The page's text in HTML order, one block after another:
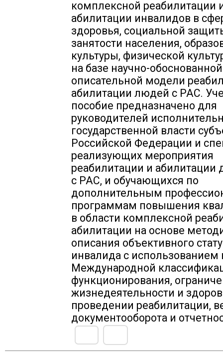
комплексной реабилитации
абилитации инвалидов в
здоровья, социальной
занятости населения,
культуры, физической
на базе научно-обоснованной
описательной модели
абилитации людей с РАС.
пособие предназначено для
руководителей
государственной власти
Российской Федерации и
реализующих мероприятия
реабилитации и
с РАС, и обучающихся по
дополнительным
программам повышения
в области комплексной
абилитации на основе
описания объективного
инвалида с использованием
Международной
функционирования,
жизнедеятельности и
проведении реабилитации,
документооборота и